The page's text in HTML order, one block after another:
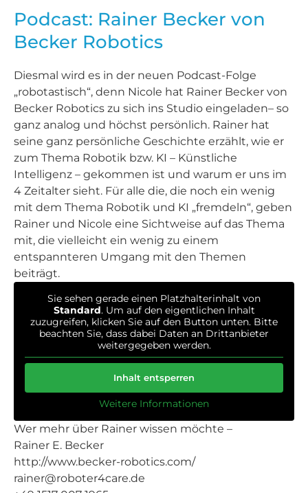
Podcast: Rainer Becker von
Becker Robotics
Diesmal wird es in der neuen Podcast-Folge
„robotastisch“, denn Nicole hat Rainer Becker von
Becker Robotics zu sich ins Studio eingeladen– so
ganz analog und höchst persönlich. Rainer hat
seine ganz persönliche Geschichte erzählt, wie er
zum Thema Robotik bzw. KI – Künstliche
Intelligenz – gekommen ist und warum er uns im
4 Zeitalter sieht. Für alle die, die noch ein wenig
mit dem Thema Robotik und KI „fremdeln“, geben
Rainer und Nicole eine Sichtweise auf das Thema
mit, die vielleicht ein wenig zu einem
entspannteren Umgang mit den Themen
beiträgt.
Sie sehen gerade einen Platzhalterinhalt von
Standard. Um auf den eigentlichen Inhalt
zuzugreifen, klicken Sie auf den Button unten. Bitte
beachten Sie, dass dabei Daten an Drittanbieter
weitergegeben werden.
Inhalt entsperren
Weitere Informationen
Wer mehr über Rainer wissen möchte –
Rainer E. Becker
http://www.becker-robotics.com/
rainer@roboter4care.de